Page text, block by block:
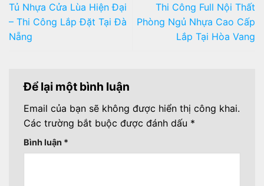
Tủ Nhựa Cửa Lùa Hiện Đại
– Thi Công Lắp Đặt Tại Đà
Nẵng
Thi Công Full Nội Thất
Phòng Ngủ Nhựa Cao Cấp
Lắp Tại Hòa Vang
Để lại một bình luận
Email của bạn sẽ không được hiển thị công khai.
Các trường bắt buộc được đánh dấu *
Bình luận *